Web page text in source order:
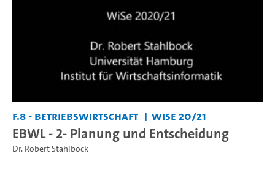
F.8 - Betriebswirtschaft WiSe 20/21
EBWL - 2- Planung und Entscheidung
Dr. Robert Stahlbock